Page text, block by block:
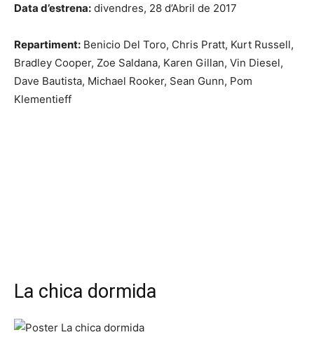
Data d’estrena: divendres, 28 d’Abril de 2017
Repartiment: Benicio Del Toro, Chris Pratt, Kurt Russell,
Bradley Cooper, Zoe Saldana, Karen Gillan, Vin Diesel,
Dave Bautista, Michael Rooker, Sean Gunn, Pom
Klementieff
La chica dormida